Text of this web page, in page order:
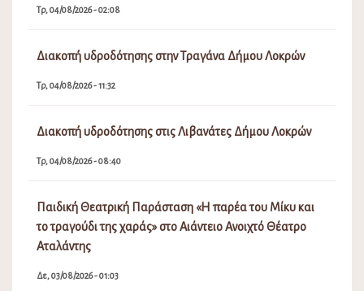
Τρ, 04/08/2026 - 02:08
Διακοπή υδροδότησης στην Τραγάνα Δήμου Λοκρών
Τρ, 04/08/2026 - 11:32
Διακοπή υδροδότησης στις Λιβανάτες Δήμου Λοκρών
Τρ, 04/08/2026 - 08:40
Παιδική Θεατρική Παράσταση «Η παρέα του Μίκυ και
το τραγούδι της χαράς» στο Αιάντειο Ανοιχτό Θέατρο
Αταλάντης
Δε, 03/08/2026 - 01:03